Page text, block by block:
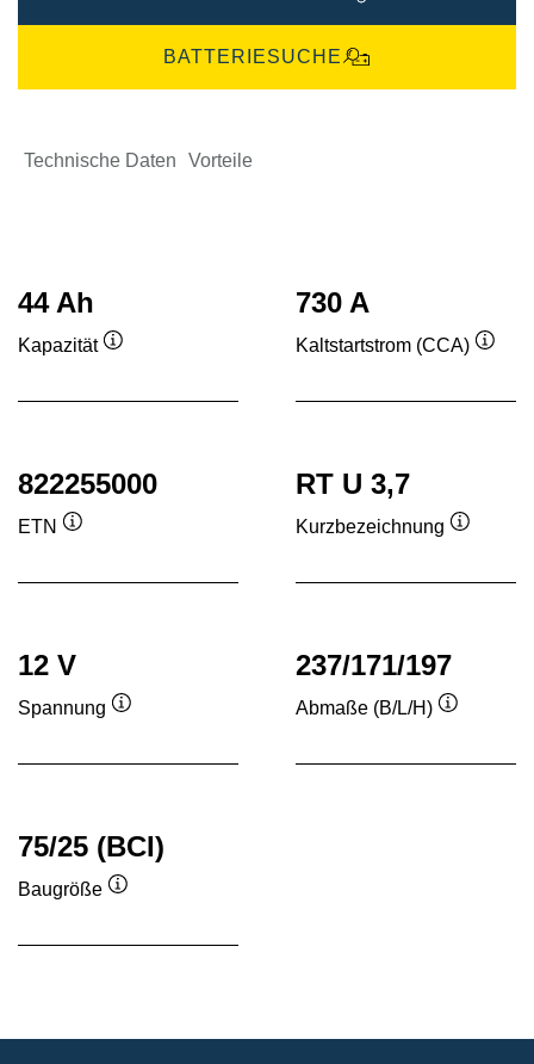
BATTERIESUCHE
Technische Daten Vorteile
44 Ah
Kapazität
730 A
Kaltstartstrom (CCA)
822255000
ETN
RT U 3,7
Kurzbezeichnung
12 V
Spannung
237/171/197
Abmaße (B/L/H)
75/25 (BCI)
Baugröße